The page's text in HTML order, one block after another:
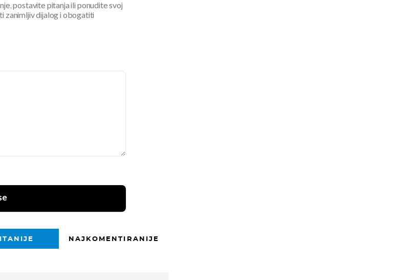
postavite pitanja ili ponudite svoj
zanimljiv dijalog i obogatiti
NAJKOMENTIRANIJE